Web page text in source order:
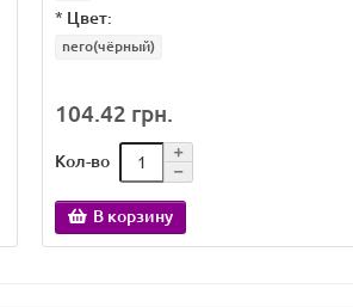
* Цвет:
nero(чёрный)
104.42 грн.
Кол-во
В корзину